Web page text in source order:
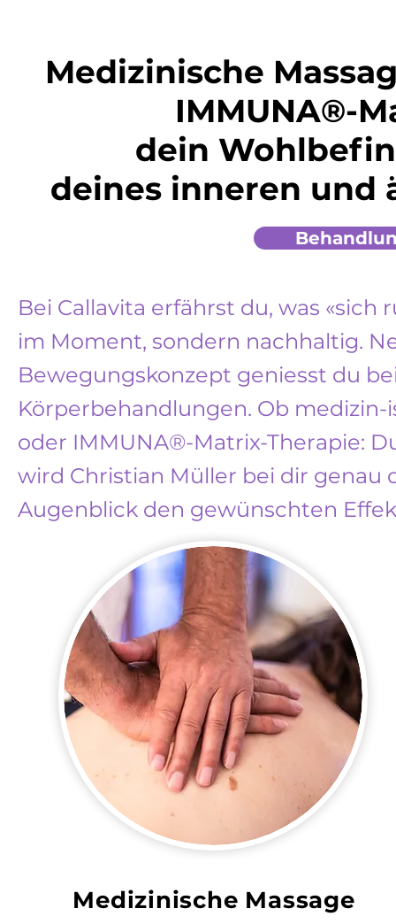
Medizinische
IMMUNA®-
dein
deines inneren und
Bei Callavita erfährst du, was
im Moment, sondern nachhaltig.
Bewegungskonzept geniesst du
Körperbehandlungen. Ob medizin-
oder IMMUNA®-Matrix-Therapie:
wird Christian Müller bei dir genau
Augenblick den gewünschten
Medizinische Massage